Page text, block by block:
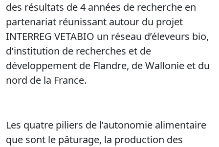
des résultats de 4 années de recherche en
partenariat réunissant autour du projet
INTERREG VETABIO un réseau d’éleveurs bio,
d’institution de recherches et de
développement de Flandre, de Wallonie et du
nord de la France.
Les quatre piliers de l’autonomie alimentaire
que sont le pâturage, la production des